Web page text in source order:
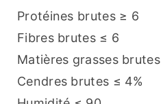
Protéines brutes ≥ 6
Fibres brutes ≤ 6
Matières grasses
Cendres brutes ≤ 4%